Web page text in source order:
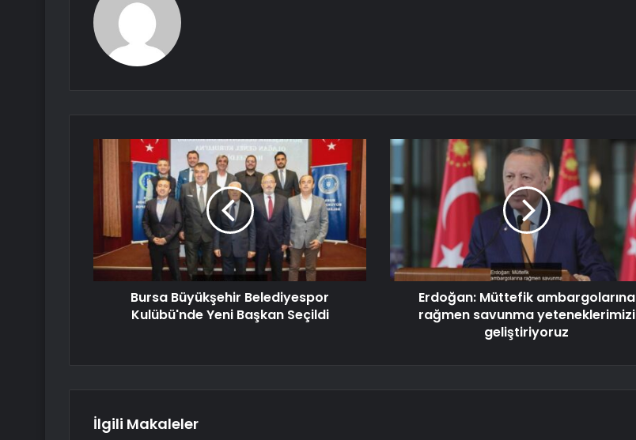
Bursa Büyükşehir Belediyespor
Kulübü'nde Yeni Başkan Seçildi
Erdoğan: Müttefik ambargolarına
rağmen savunma yeteneklerimizi
geliştiriyoruz
İlgili Makaleler